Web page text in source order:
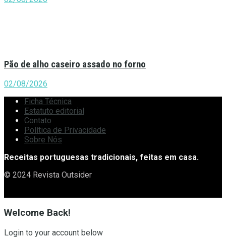
Pão de alho caseiro assado no forno
02/08/2026
Ficha Técnica
Estatuto editorial
Contato
Política de Privacidade
Sobre Nós
Receitas portuguesas tradicionais, feitas em casa.
© 2024 Revista Outsider
Welcome Back!
Login to your account below